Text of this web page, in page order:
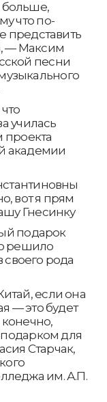
больше,
что по-
представить
— Максим
песни
училась
проекта
академии
вот я прям
Гнесинку
подарок
решило
своего рода
если она
— это будет
для
Старчак,
им. А.П.